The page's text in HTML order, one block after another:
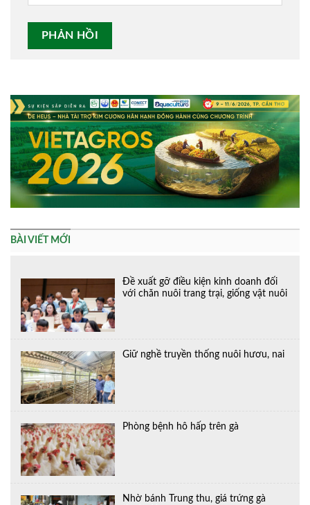
BÀI VIẾT MỚI
Đề xuất gỡ điều kiện kinh doanh đối
với chăn nuôi trang trại, giống vật nuôi
Giữ nghề truyền thống nuôi hươu, nai
Phòng bệnh hô hấp trên gà
Nhờ bánh Trung thu, giá trứng gà